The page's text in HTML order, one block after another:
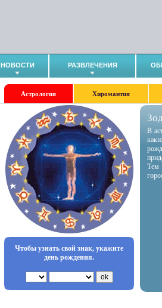
НОВОСТИ РАЗВЛЕЧЕНИЯ
Астрология Хиромантия
Чтобы узнать свой знак, укажите
день рождения.
В
Тем